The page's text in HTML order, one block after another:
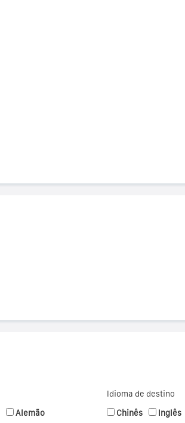
Alemão
Idioma de destino
Chinês
Inglês